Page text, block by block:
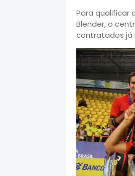
Para qualificar
Blender, o
contratados já